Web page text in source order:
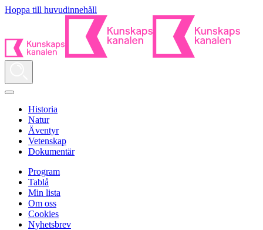
Hoppa till huvudinnehåll
Historia
Natur
Äventyr
Vetenskap
Dokumentär
Program
Tablå
Min lista
Om oss
Cookies
Nyhetsbrev